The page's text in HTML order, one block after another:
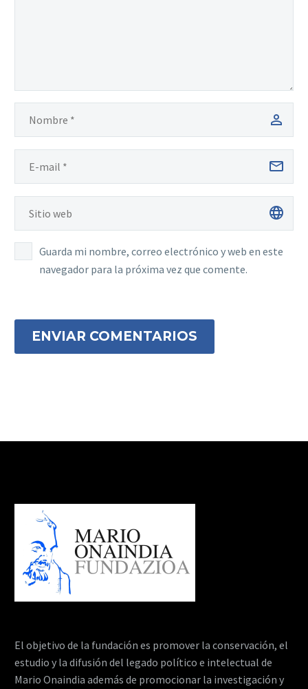
Guarda mi nombre, correo electrónico y web en este
navegador para la próxima vez que comente.
ENVIAR COMENTARIOS
El objetivo de la fundación es promover la conservación, el
estudio y la difusión del legado político e intelectual de
Mario Onaindia además de promocionar la investigación y